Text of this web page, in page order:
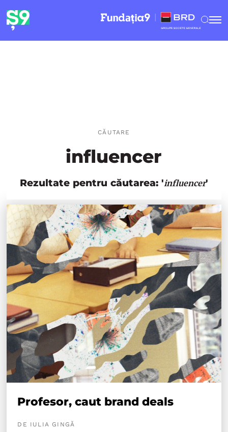
CĂUTARE
influencer
Rezultate pentru căutarea: 'influencer'
Profesor, caut brand deals
DE IULIA GINGĂ